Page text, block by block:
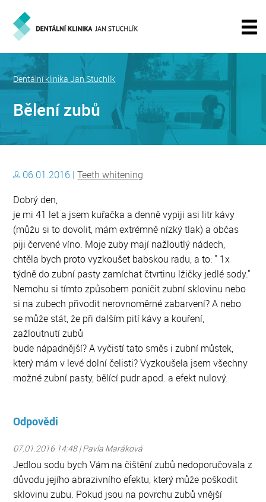
Bělení zubů
Dentální klinika Jan Stuchlík
06.01.2016 |Teeth whitening
Dobrý den,
je mi 41 let a jsem kuřačka a denně vypiji asi litr kávy
(můžu si to dovolit, mám extrémně nízký tlak) a občas
piji červené víno. Moje zuby mají nažloutlý nádech,
chtěla bych proto vyzkoušet babskou radu, a to: " 1x
týdně do zubní pasty zamíchat čtvrtinu lžičky jedlé sody."
Nemohu si tímto způsobem poničit zubní sklovinu nebo
si na zubech přivodit nerovnoměrné zabarvení? A nebo
se může stát, že při dalším pití kávy a kouření,
zažloutnutí zubů
bude nápadnější? A vyčistí tato směs i zubní můstek,
který mám v levé dolní čelisti? Vyzkoušela jsem všechny
možné zubní pasty, bělící pudr apod. a efekt nulový.
Odpovědi
07.01.2016 14:48 | Pavla Maráková
Jedlou sodu bych Vám na čištění zubů nedoporučovala z
důvodu jejího abrazivního efektu, který může poškodit
sklovinu zubu. Pokud jsou na povrchu zubů vnější